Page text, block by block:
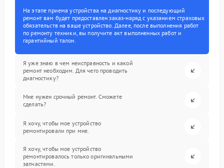
На этапе приема устройства на диагностику и последующий
ремонт вам будет предоставлен заказ-наряд с указанием страховых
обязательств на ваше устройство. Далее, после выполнения работ
по ремонту техники, вы получите акт выполненных работ и
гарантийный талон.
Я уже знаю в чем неисправность и какой
ремонт необходим. Для чего проводить
диагностику?
Мне нужен срочный ремонт. Сможете
сделать?
Я хочу, чтобы мое устройство
ремонтировали при мне.
Я хочу, чтобы мое устройство
ремонтировалось только оригинальными
запчастями.